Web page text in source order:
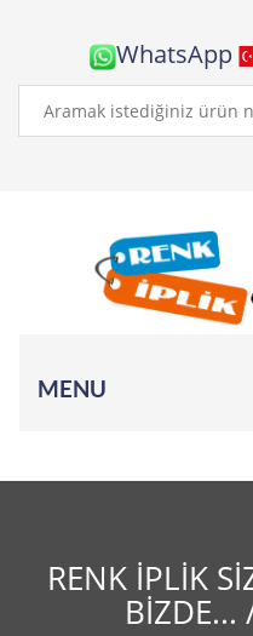
WhatsApp
MENU
RENK İPLIK
BIZDE...